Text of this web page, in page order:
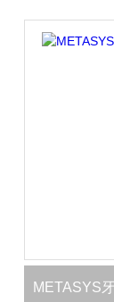
METASYS